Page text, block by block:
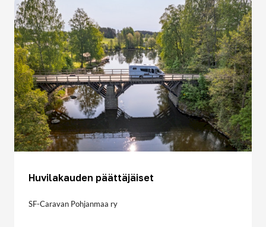
Huvilakauden päättäjäiset
SF-Caravan Pohjanmaa ry